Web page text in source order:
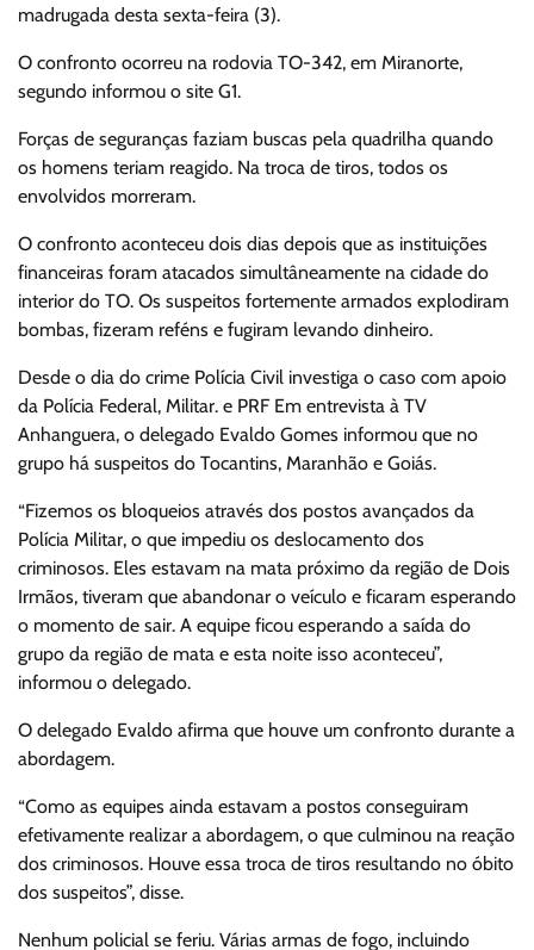
madrugada desta sexta-feira (3).
O confronto ocorreu na rodovia TO-342, em Miranorte,
segundo informou o site G1.
Forças de seguranças faziam buscas pela quadrilha quando
os homens teriam reagido. Na troca de tiros, todos os
envolvidos morreram.
O confronto aconteceu dois dias depois que as instituições
financeiras foram atacados simultâneamente na cidade do
interior do TO. Os suspeitos fortemente armados explodiram
bombas, fizeram reféns e fugiram levando dinheiro.
Desde o dia do crime Polícia Civil investiga o caso com apoio
da Polícia Federal, Militar. e PRF Em entrevista à TV
Anhanguera, o delegado Evaldo Gomes informou que no
grupo há suspeitos do Tocantins, Maranhão e Goiás.
“Fizemos os bloqueios através dos postos avançados da
Polícia Militar, o que impediu os deslocamento dos
criminosos. Eles estavam na mata próximo da região de Dois
Irmãos, tiveram que abandonar o veículo e ficaram esperando
o momento de sair. A equipe ficou esperando a saída do
grupo da região de mata e esta noite isso aconteceu”,
informou o delegado.
O delegado Evaldo afirma que houve um confronto durante a
abordagem.
“Como as equipes ainda estavam a postos conseguiram
efetivamente realizar a abordagem, o que culminou na reação
dos criminosos. Houve essa troca de tiros resultando no óbito
dos suspeitos”, disse.
Nenhum policial se feriu. Várias armas de fogo, incluindo